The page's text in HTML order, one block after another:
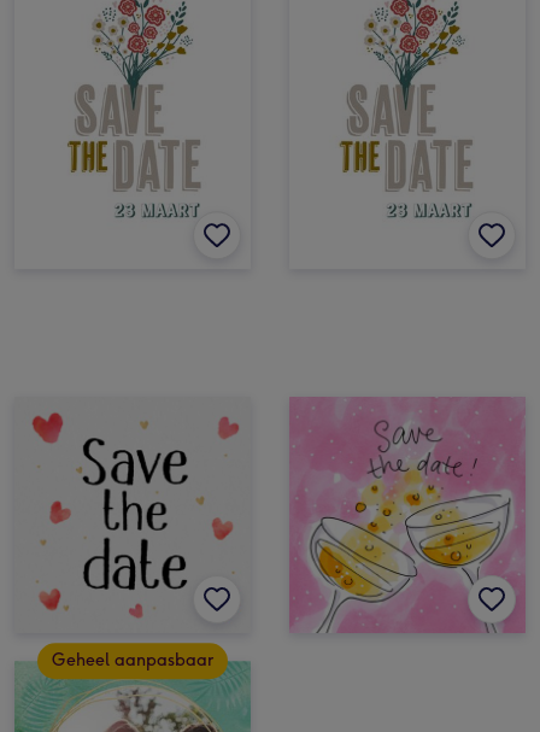
Geheel aanpasbaar